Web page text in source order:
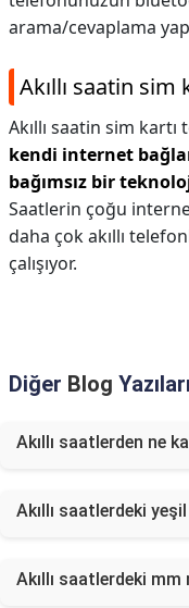
arama/cevaplama
Akıllı saatin
Akıllı saatin sim
kendi internet
bağımsız bir
Saatlerin çoğu
daha çok akıllı
çalışıyor.
Diğer Blog Yazıları
Akıllı saatlerden ne
Akıllı saatlerdeki yeşil
Akıllı saatlerdeki mm